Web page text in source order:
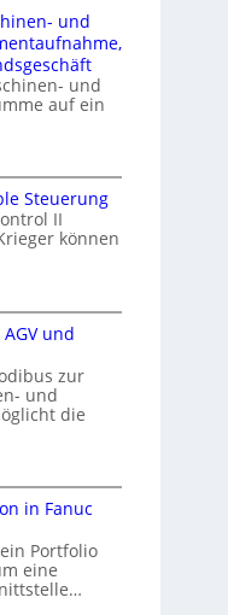
und
und
auf ein
Steuerung
II
können
und
zur
und
die
in Fanuc
Portfolio
eine